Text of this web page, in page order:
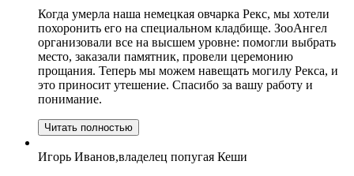
Когда умерла наша немецкая овчарка Рекс, мы хотели
похоронить его на специальном кладбище. ЗооАнгел
организовали все на высшем уровне: помогли выбрать
место, заказали памятник, провели церемонию
прощания. Теперь мы можем навещать могилу Рекса, и
это приносит утешение. Спасибо за вашу работу и
понимание.
Читать полностью
Игорь Иванов,владелец попугая Кеши